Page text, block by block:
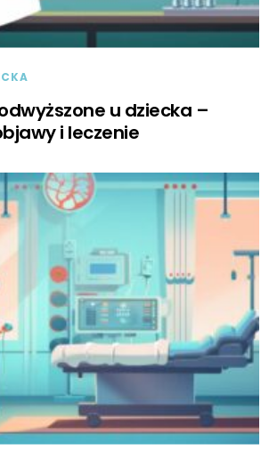
u dziecka –
i leczenie